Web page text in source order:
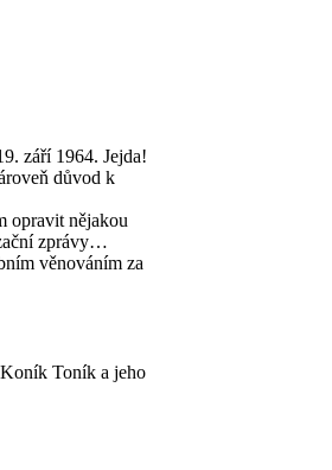
září 1964. Jejda!
důvod k
opravit nějakou
zprávy…
věnováním za
Toník a jeho